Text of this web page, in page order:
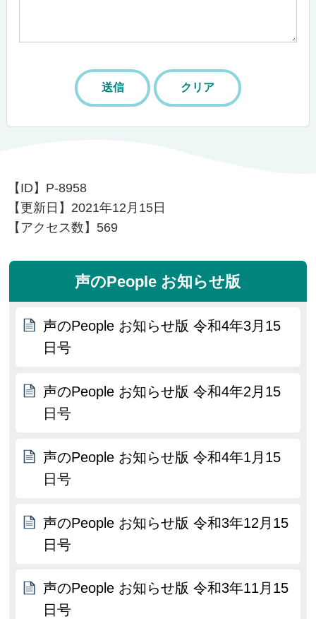
【ID】 P-8958
【更新日】 2021年12月15日
【アクセス数】 569
声のPeople お知らせ版
声のPeople お知らせ版 令和4年3月15
日号
声のPeople お知らせ版 令和4年2月15
日号
声のPeople お知らせ版 令和4年1月15
日号
声のPeople お知らせ版 令和3年12月15
日号
声のPeople お知らせ版 令和3年11月15
日号